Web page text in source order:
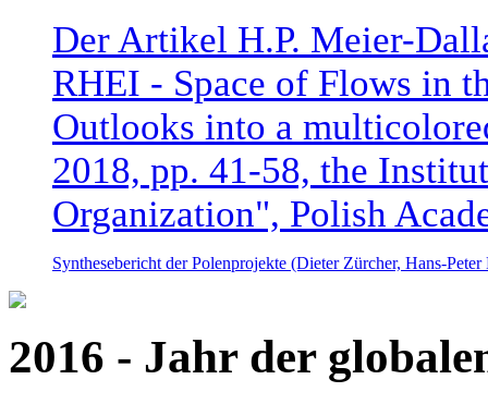
Der Artikel H.P. Meier-
RHEI - Space of Flows in
Outlooks into a
2018, pp. 41-58, the
Organization", Polish
Synthesebericht der Polenprojekte (Dieter Zürcher, Hans-
2016 - Jahr der